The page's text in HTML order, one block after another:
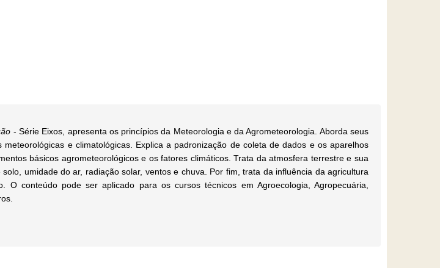
- Série Eixos, apresenta os princípios da Meteorologia e da Agrometeorologia. Aborda seus
e climatológicas. Explica a padronização de coleta de dados e os aparelhos
básicos agrometeorológicos e os fatores climáticos. Trata da atmosfera terrestre e sua
umidade do ar, radiação solar, ventos e chuva. Por fim, trata da influência da agricultura
conteúdo pode ser aplicado para os cursos técnicos em Agroecologia, Agropecuária,